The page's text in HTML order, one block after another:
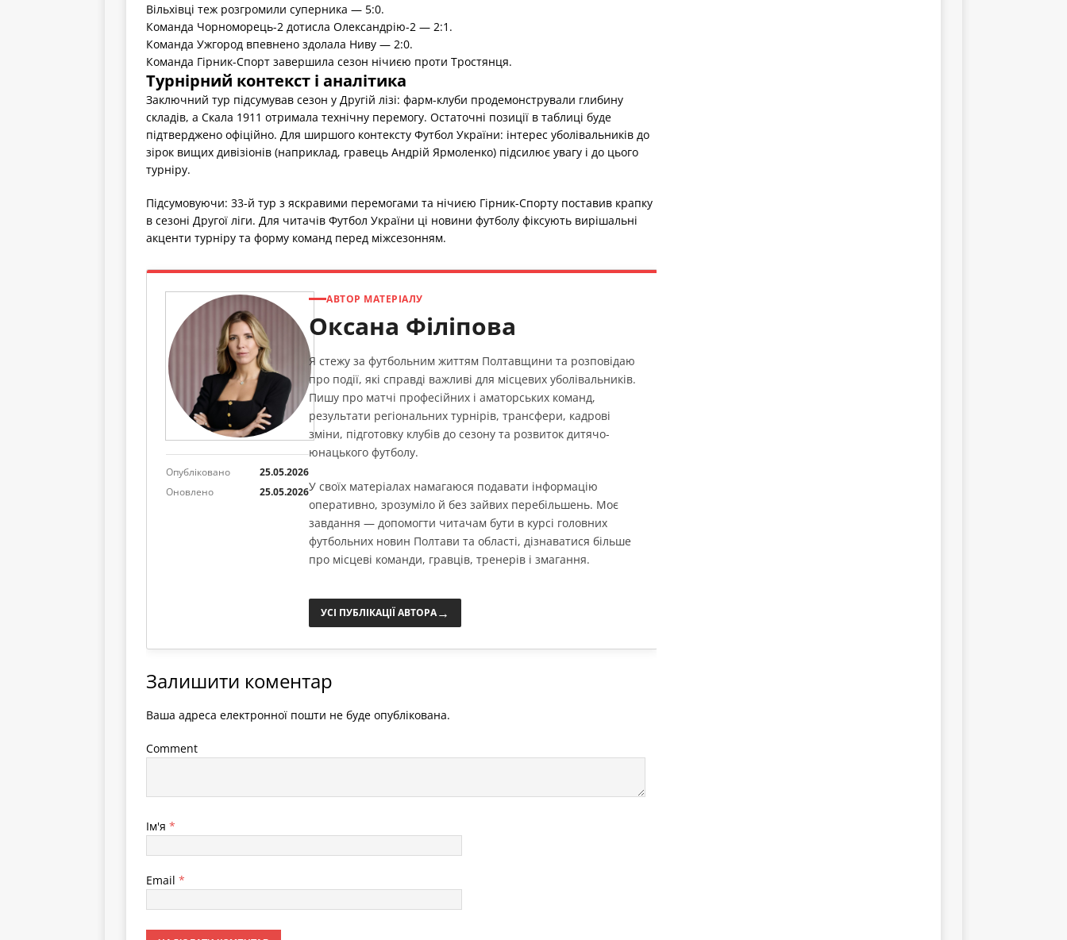
Вільхівці теж розгромили суперника — 5:0.
Команда Чорноморець-2 дотисла Олександрію-2 — 2:1.
Команда Ужгород впевнено здолала Ниву — 2:0.
Команда Гірник-Спорт завершила сезон нічиєю проти Тростянця.
Турнірний контекст і аналітика
Заключний тур підсумував сезон у Другій лізі: фарм-клуби продемонстрували глибину
складів, а Скала 1911 отримала технічну перемогу. Остаточні позиції в таблиці буде
підтверджено офіційно. Для ширшого контексту Футбол України: інтерес уболівальників до
зірок вищих дивізіонів (наприклад, гравець Андрій Ярмоленко) підсилює увагу і до цього
турніру.
Підсумовуючи: 33-й тур з яскравими перемогами та нічиєю Гірник-Спорту поставив крапку
в сезоні Другої ліги. Для читачів Футбол України ці новини футболу фіксують вирішальні
акценти турніру та форму команд перед міжсезонням.
Опубліковано
25.05.2026
Оновлено
25.05.2026
АВТОР МАТЕРІАЛУ
Оксана Філіпова
Я стежу за футбольним життям Полтавщини та розповідаю
про події, які справді важливі для місцевих уболівальників.
Пишу про матчі професійних і аматорських команд,
результати регіональних турнірів, трансфери, кадрові
зміни, підготовку клубів до сезону та розвиток дитячо-
юнацького футболу.
У своїх матеріалах намагаюся подавати інформацію
оперативно, зрозуміло й без зайвих перебільшень. Моє
завдання — допомогти читачам бути в курсі головних
футбольних новин Полтави та області, дізнаватися більше
про місцеві команди, гравців, тренерів і змагання.
УСІ ПУБЛІКАЦІЇ АВТОРА→
Залишити коментар
Ваша адреса електронної пошти не буде опублікована.
Comment
Ім'я *
Email *